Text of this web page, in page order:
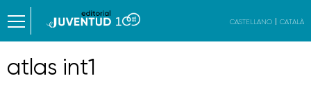
CASTELLANO CATALÀ
atlas int1